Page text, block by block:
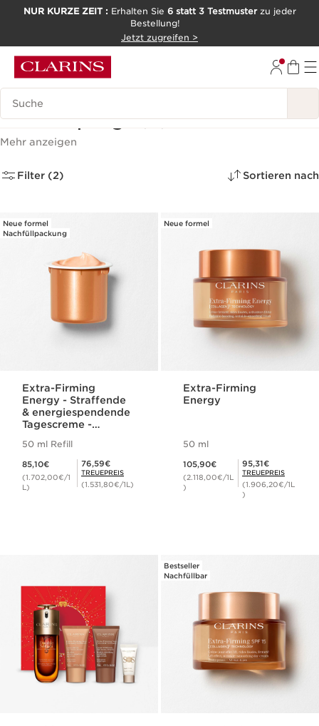
NUR KURZE ZEIT : Erhalten Sie 6 statt 3 Testmusterzu jeder
Bestellung!
Jetzt zugreifen >
Legende suchen
Gesichtspflege (10)
Mehr anzeigen
Filter (2) Sortieren nach
Neue formel
Nachfüllpackung
Extra-Firming
Energy - Straffende
& energiespendende
Tagescreme -
ill
50 ml Refill
85,10€
(1.702,00€/1
L)
Mitgliederpreis 76,59€
76,59€
TREUEPREIS
(1.531,80€/1L)
Neue formel
Extra-Firming
Energy
50 ml
105,90€
(2.118,00€/1L
)
Mitgliederpreis 95,31€
95,31€
TREUEPREIS
(1.906,20€/1L
)
Bestseller
Nachfüllbar